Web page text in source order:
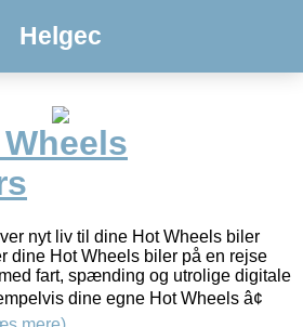
Helgec
nyt liv til dine Hot Wheels biler
dine Hot Wheels biler på en rejse
fart, spænding og utrolige digitale
dine egne Hot Wheels â¢